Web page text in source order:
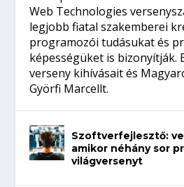
Web Technologies
legjobb fiatal szakemberei
programozói tudásukat és
képességüket is bizonyítják.
verseny kihívásait és
Györfi Marcellt.
Szoftverfejlesztő:
amikor néhány sor
világversenyt